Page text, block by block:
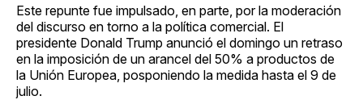
Este repunte fue impulsado, en parte, por la moderación
del discurso en torno a la política comercial. El
presidente Donald Trump anunció el domingo un retraso
en la imposición de un arancel del 50% a productos de
la Unión Europea, posponiendo la medida hasta el 9 de
julio.